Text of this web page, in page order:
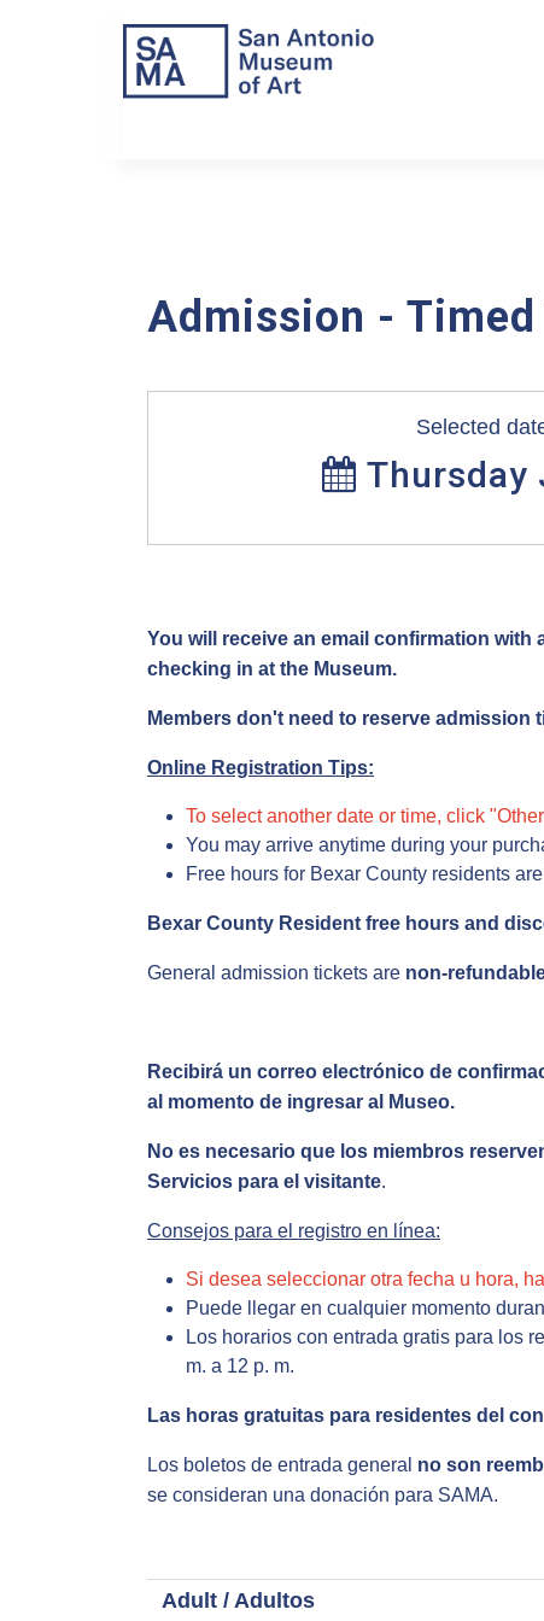
Admission -
Selected
Thursday
You will receive an email confirmation
checking in at the Museum.
Members don't need to reserve
Online Registration Tips:
To select another date or time, click
You may arrive anytime during your
Free hours for Bexar County residents
Bexar County Resident free hours and
General admission tickets are non-
Recibirá un correo electrónico de
al momento de ingresar al Museo.
No es necesario que los miembros
Servicios para el visitante.
Consejos para el registro en línea:
Si desea seleccionar otra fecha u hora,
Puede llegar en cualquier momento
Los horarios con entrada gratis para los
m. a 12 p. m.
Las horas gratuitas para residentes del
Los boletos de entrada general no son
se consideran una donación para SAMA.
Adult / Adultos